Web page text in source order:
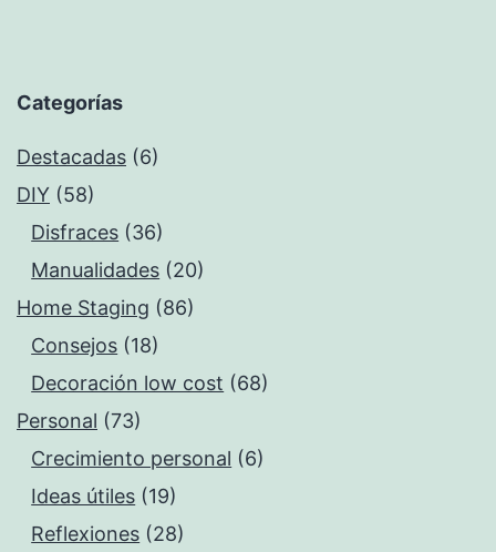
Categorías
Destacadas (6)
DIY (58)
Disfraces (36)
Manualidades (20)
Home Staging (86)
Consejos (18)
Decoración low cost (68)
Personal (73)
Crecimiento personal (6)
Ideas útiles (19)
Reflexiones (28)